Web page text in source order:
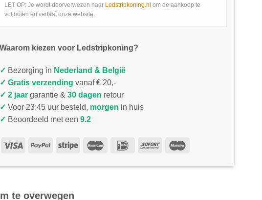
LET OP: Je wordt doorverwezen naar Ledstripkoning.nl om de aankoop te
voltooien en verlaat onze website.
Waarom kiezen voor Ledstripkoning?
✓ Bezorging in Nederland & België
✓ Gratis verzending vanaf € 20,-
✓ 2 jaar garantie & 30 dagen retour
✓ Voor 23:45 uur besteld, morgen in huis
✓ Beoordeeld met een 9.2
te overwegen